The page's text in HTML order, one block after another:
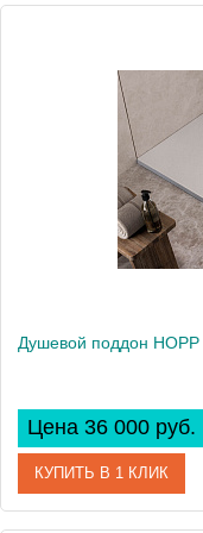
Душевой поддон
Цена 36 000 руб.
КУПИТЬ В 1 КЛИК